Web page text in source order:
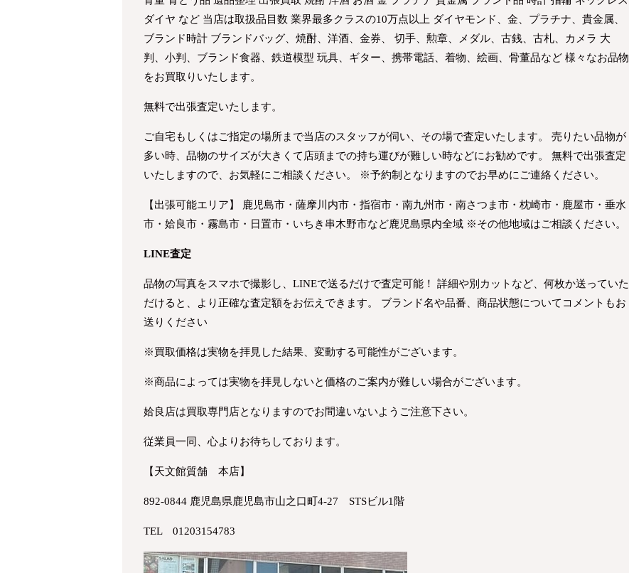
ダイヤ など 当店は取扱品目数 業界最多クラスの10万点以上 ダイヤモンド、金、プラチナ、貴金属、
ブランド時計 ブランドバッグ、焼酎、洋酒、金券、 切手、勲章、メダル、古銭、古札、カメラ 大
判、小判、ブランド食器、鉄道模型 玩具、ギター、携帯電話、着物、絵画、骨董品など 様々なお品物
をお買取りいたします。
無料で出張査定いたします。
ご自宅もしくはご指定の場所まで当店のスタッフが伺い、その場で査定いたします。 売りたい品物が
多い時、品物のサイズが大きくて店頭までの持ち運びが難しい時などにお勧めです。 無料で出張査定
いたしますので、お気軽にご相談ください。 ※予約制となりますのでお早めにご連絡ください。
【出張可能エリア】 鹿児島市・薩摩川内市・指宿市・南九州市・南さつま市・枕崎市・鹿屋市・垂水
市・姶良市・霧島市・日置市・いちき串木野市など鹿児島県内全域 ※その他地域はご相談ください。
LINE査定
品物の写真をスマホで撮影し、LINEで送るだけで査定可能！ 詳細や別カットなど、何枚か送っていた
だけると、より正確な査定額をお伝えできます。 ブランド名や品番、商品状態についてコメントもお
送りください
※買取価格は実物を拝見した結果、変動する可能性がございます。
※商品によっては実物を拝見しないと価格のご案内が難しい場合がございます。
姶良店は買取専門店となりますのでお間違いないようご注意下さい。
従業員一同、心よりお待ちしております。
【天文館質舗 本店】
892-0844 鹿児島県鹿児島市山之口町4-27 STSビル1階
TEL 01203154783